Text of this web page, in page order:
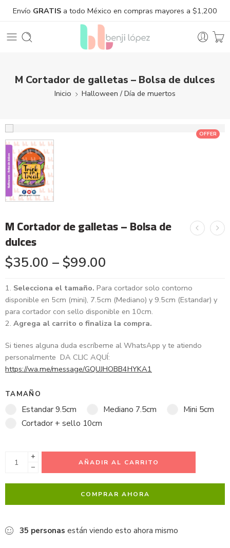
Envío GRATIS a todo México en compras mayores a $1,200
M Cortador de galletas – Bolsa de dulces
Inicio Halloween / Día de muertos
OFFER
M Cortador de galletas – Bolsa de
dulces
$35.00 – $99.00
Selecciona el tamaño. Para cortador solo contorno
disponible en 5cm (mini), 7.5cm (Mediano) y 9.5cm (Estandar) y
para cortador con sello disponible en 10cm.
Agrega al carrito o finaliza la compra.
Si tienes alguna duda escríbeme al WhatsApp y te atiendo
personalmente DA CLIC AQUÍ:
https://wa.me/message/GQUJHOBB4HYKA1
TAMAÑO
Estandar 9.5cm Mediano 7.5cm
Mini 5cm
Cortador + sello 10cm
+
−
AÑADIR AL CARRITO
COMPRAR AHORA
35 personas están viendo esto ahora mismo